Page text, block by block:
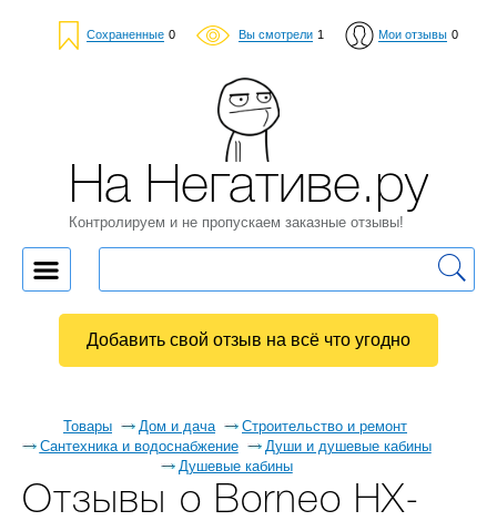
Сохраненные 0 Вы смотрели 1 Мои отзывы 0
Товары Дом и дача
Строительство и ремонт
Сантехника и водоснабжение
Души и душевые кабины
Душевые кабины
Отзывы о Borneo HX-
На Негативе.ру
Контролируем и не пропускаем заказные отзывы!
Добавить свой отзыв на всё что угодно